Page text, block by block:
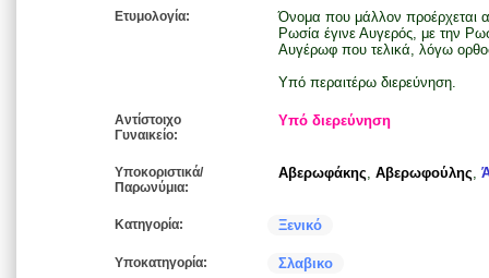
Ετυμολογία:
Όνομα που μάλλον προέρχεται
Ρωσία έγινε Αυγερός, με την
Αυγέρωφ που τελικά, λόγω
Υπό περαιτέρω διερεύνηση.
Αντίστοιχο
Γυναικείο:
Υπό διερεύνηση
Υποκοριστικά/
Παρωνύμια:
Αβερωφάκης, Αβερωφούλης,
Κατηγορία: Ξενικό
Υποκατηγορία: Σλαβικο